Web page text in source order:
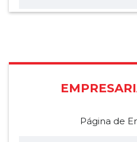
Página de